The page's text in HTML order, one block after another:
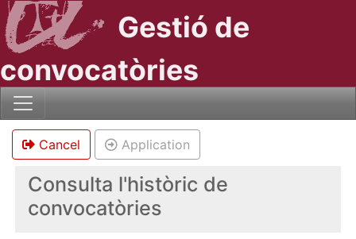
Gestió de
convocatòries
Consulta l'històric de
convocatòries
Cancel Application